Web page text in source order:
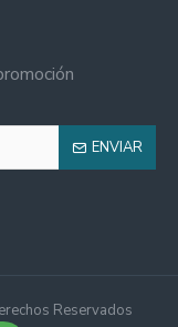
ENVIAR
Reservados